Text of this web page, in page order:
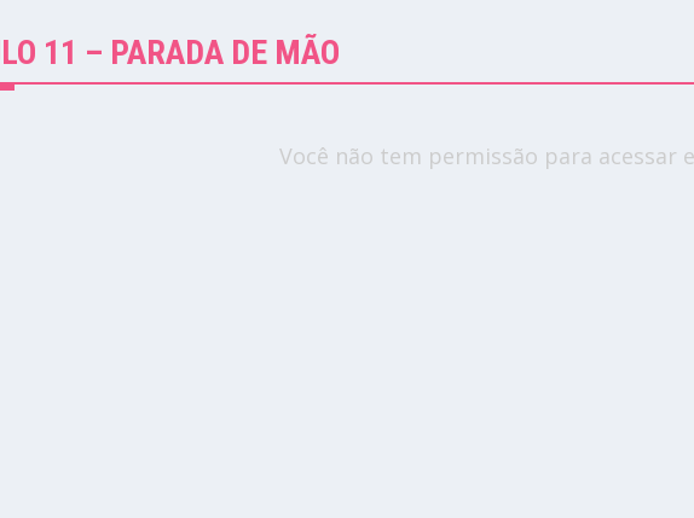
11 – PARADA DE MÃO
Você não tem permissão para acessar